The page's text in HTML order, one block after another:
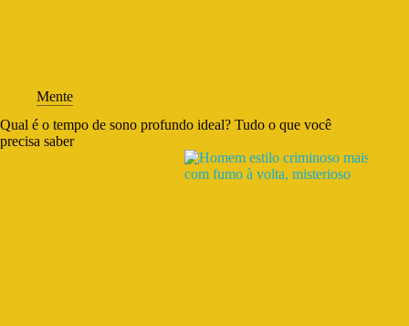
Mente
Qual é o tempo de sono profundo ideal? Tudo o que você
precisa saber